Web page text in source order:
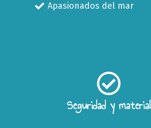
Apasionados del mar
Seguridad y material